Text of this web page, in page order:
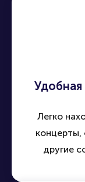
Удобная
Легко
концерты,
другие